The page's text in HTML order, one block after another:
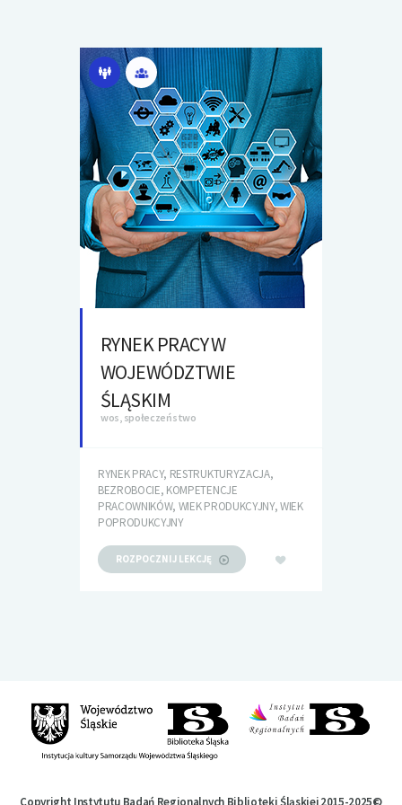
RYNEK PRACY W
WOJEWÓDZTWIE
ŚLĄSKIM
wos, społeczeństwo
RYNEK PRACY, RESTRUKTURYZACJA,
BEZROBOCIE, KOMPETENCJE
PRACOWNIKÓW, WIEK PRODUKCYJNY, WIEK
POPRODUKCYJNY
ROZPOCZNIJ LEKCJĘ